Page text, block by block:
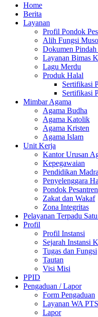
Home
Berita
Layanan
Profil Pondok
Alih Fungsi
Dokumen Pindah
Layanan Bimas
Lagu Merdu
Produk Halal
Sertifikasi
Sertifikasi
Mimbar Agama
Agama Budha
Agama Katolik
Agama Kristen
Agama Islam
Unit Kerja
Kantor Urusan
Kepegawaian
Pendidikan
Penyelenggara
Pondok Pesantren
Zakat dan Wakaf
Zona Integritas
Pelayanan Terpadu
Profil
Profil Instansi
Sejarah Instansi
Tugas dan Fungsi
Tautan
Visi Misi
PPID
Pengaduan / Lapor
Form Pengaduan
Layanan WA
Lapor